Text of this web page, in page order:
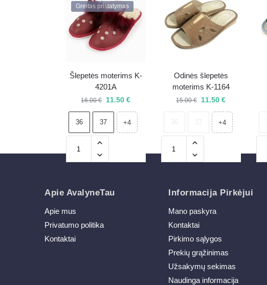
Greitas pristatymas
Šlepetės moterims K-
4201A
16.00€ 11.50€
36 37 +4
Odinės šlepetės
moterims K-1164
15.00€ 11.50€
+4
Apie AvalyneTau
Apie mus
Privatumo politika
Kontaktai
Informacija Pirkėjui
Mano paskyra
Kontaktai
Pirkimo sąlygos
Prekių grąžinimas
Užsakymų sekimas
Naudinga informacija